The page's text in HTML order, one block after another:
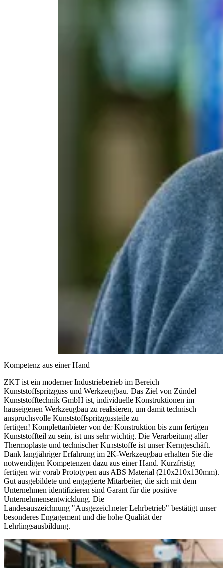
Kompetenz aus einer Hand
ZKT ist ein moderner Industriebetrieb im Bereich
Kunststoffspritzguss und Werkzeugbau. Das Ziel von Zündel
Kunststofftechnik GmbH ist, individuelle Konstruktionen im
hauseigenen Werkzeugbau zu realisieren, um damit technisch
anspruchsvolle Kunststoffspritzgussteile zu
fertigen! Komplettanbieter von der Konstruktion bis zum fertigen
Kunststoffteil zu sein, ist uns sehr wichtig. Die Verarbeitung aller
Thermoplaste und technischer Kunststoffe ist unser Kerngeschäft.
Dank langjähriger Erfahrung im 2K-Werkzeugbau erhalten Sie die
notwendigen Kompetenzen dazu aus einer Hand. Kurzfristig
fertigen wir vorab Prototypen aus ABS Material (210x210x130mm).
Gut ausgebildete und engagierte Mitarbeiter, die sich mit dem
Unternehmen identifizieren sind Garant für die positive
Unternehmensentwicklung. Die
Landesauszeichnung "Ausgezeichneter Lehrbetrieb" bestätigt unser
besonderes Engagement und die hohe Qualität der
Lehrlingsausbildung.